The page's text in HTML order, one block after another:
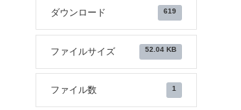
ダウンロード 619
ファイルサイズ 52.04 KB
ファイル数 1